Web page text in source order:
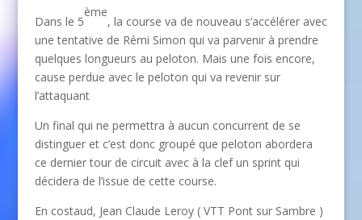
Dans le 5
ème
, la course va de nouveau s’accélérer avec
une tentative de Rémi Simon qui va parvenir à prendre
quelques longueurs au peloton. Mais une fois encore,
cause perdue avec le peloton qui va revenir sur
l’attaquant
Un final qui ne permettra à aucun concurrent de se
distinguer et c’est donc groupé que peloton abordera
ce dernier tour de circuit avec à la clef un sprint qui
décidera de l’issue de cette course.
En costaud, Jean Claude Leroy ( VTT Pont sur Sambre )